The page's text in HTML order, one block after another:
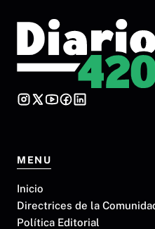
MENU
Inicio
Directrices de la
Política Editorial